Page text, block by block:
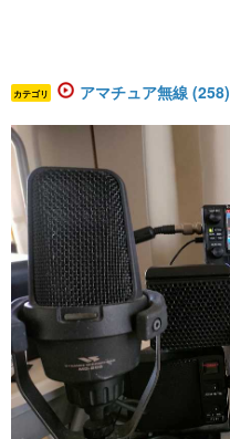
カテゴリ アマチュア無線 (258)